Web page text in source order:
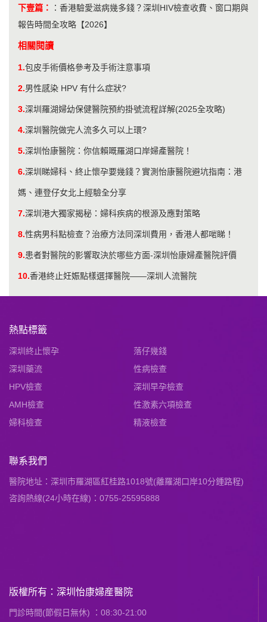
下壹篇：
： 香港驗愛滋病幾多錢？深圳HIV檢查收費、窗口期與
報告時間全攻略【2026】
相關閱讀
1.包皮手術價格參考及手術注意事項
2.男性感染 HPV 有什么症狀?
3.深圳羅湖婦幼保健醫院預約掛號流程詳解(2025全攻略)
4.深圳醫院做完人流多久可以上環?
5.深圳怡康醫院：你信賴嘅羅湖口岸婦產醫院！
6.深圳睇婦科、終止懷孕要幾錢？實測怡康醫院避坑指南：港
媽、連登仔女北上經驗全分享
7.深圳港大獨家揭秘：婦科疾病的根源及應對策略
8.性病男科點檢查？治療方法同深圳費用，香港人都啱睇！
9.患者對醫院的影響取決於哪些方面-深圳怡康婦產醫院評價
10.香港終止妊娠點樣選擇醫院——深圳人流醫院
熱點標籤
深圳終止懷孕
落仔幾錢
深圳藥流
性病檢查
HPV檢查
深圳早孕檢查
AMH檢查
性激素六項檢查
婦科檢查
精液檢查
聯系我們
醫院地址：深圳市羅湖區紅桂路1018號(離羅湖口岸10分鍾路程)
咨詢熱線(24小時在線)：0755-25595888
版權所有：深圳怡康婦産醫院
門診時間(節假日無休) ：08:30-21:00